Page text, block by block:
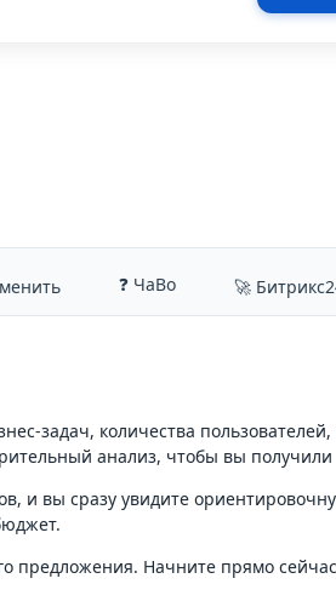
❓ ЧаВо 🚀
задач, количества
анализ, чтобы вы получили
и вы сразу увидите
предложения. Начните прямо